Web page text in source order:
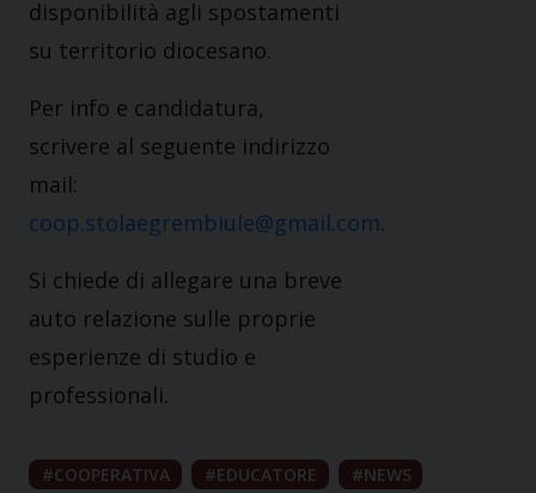
disponibilità agli spostamenti
su territorio diocesano.
Per info e candidatura,
scrivere al seguente indirizzo
mail:
coop.stolaegrembiule@gmail.com.
Si chiede di allegare una breve
auto relazione sulle proprie
esperienze di studio e
professionali.
COOPERATIVA EDUCATORE NEWS